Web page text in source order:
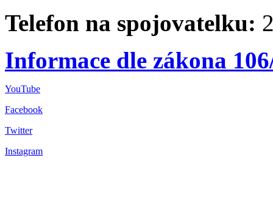
Telefon na spojovatelku:
Informace dle zákona
YouTube
Facebook
Twitter
Instagram